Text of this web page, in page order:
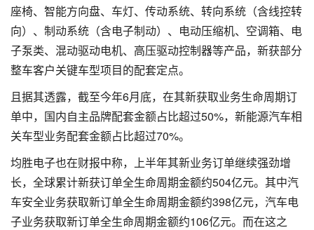
座椅、智能方向盘、车灯、传动系统、转向系统（含线控转
向）、制动系统（含电子制动）、电动压缩机、空调箱、电
子泵类、混动驱动电机、高压驱动控制器等产品，新获部分
整车客户关键车型项目的配套定点。
且据其透露，截至今年6月底，在其新获取业务生命周期订
单中，国内自主品牌配套金额占比超过50%，新能源汽车相
关车型业务配套金额占比超过70%。
均胜电子也在财报中称，上半年其新业务订单继续强劲增
长，全球累计新获订单全生命周期金额约504亿元。其中汽
车安全业务获取新订单全生命周期金额约398亿元，汽车电
子业务获取新订单全生命周期金额约106亿元。而在这之